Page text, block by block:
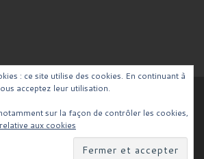
– Réalisé avec the Thème Customizr
: ce site utilise des cookies. En continuant à
acceptez leur utilisation.
sur la façon de contrôler les cookies,
aux cookies